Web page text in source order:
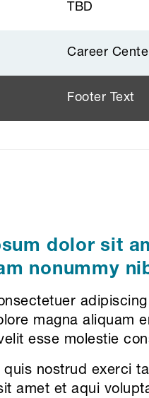
TBD
Career
Footer Text
dolor sit
nonummy
magna aliquam
esse molestie
nostrud exerci
amet et aqui